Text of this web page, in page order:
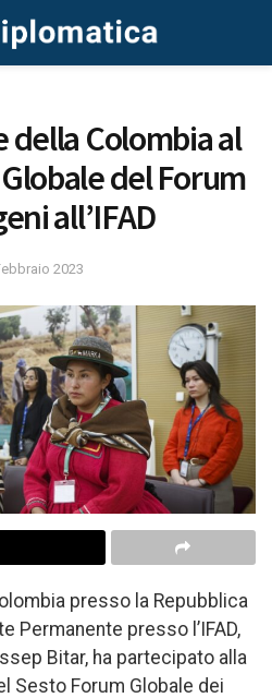
della Colombia al
del Forum
all’IFAD
2023
presso la Repubblica
Permanente presso l’IFAD,
Bitar, ha partecipato alla
Sesto Forum Globale dei